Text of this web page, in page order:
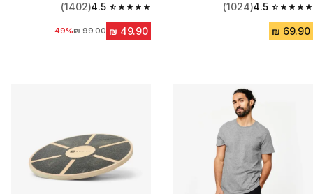
4.5
4.5 out of 5 stars from 1024 reviews
(1024)
4.5
4.5 out of 5 stars from 1402 reviews
(1402)
מחיר לפני הנחה‏99.00 ₪
49%